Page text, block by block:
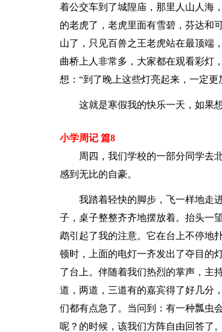
着公交车到了城隍庙，那里人山人海
的老虎了，老虎里面有雪碧，芬达和
山了，只见百兽之王老虎站在最顶端
曲桥上人非常多，大家都在观看彩灯
想：“到了晚上这些灯亮起来，一定更
这就是寒假我的快乐一天，如果
小学周记 篇8
周四，我们学校的一部分同学去
感到无比的自豪。
我踏着轻快的脚步，飞一样地走
子，桌子整整齐齐地摆放着。抬头一
鹉引起了我的注意。它在台上不停地
顿时，上面的电灯一齐发出了夺目的
了台上。伴随着我们热烈的掌声，主
道，两道，三道有的嘉宾得了好几分
们都有点急了。当问到：有一种瓢虫
呢？的时候，该我们方阵自由回答了